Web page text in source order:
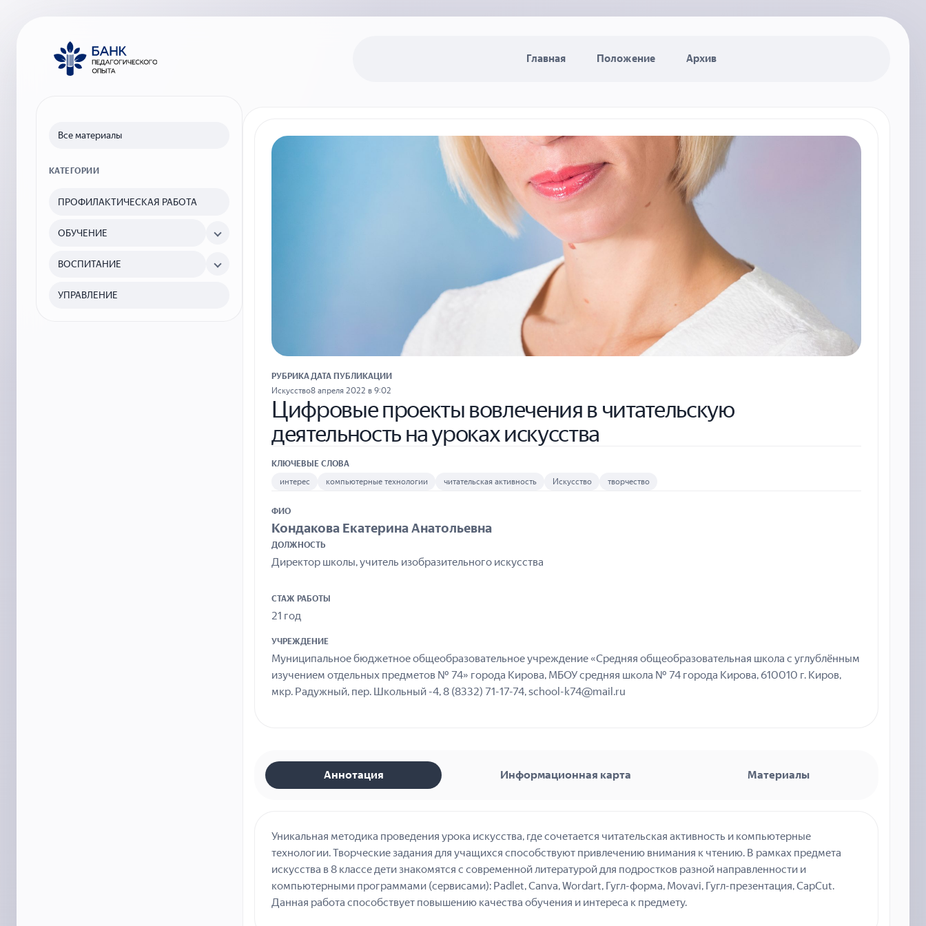
Главная Положение Архив
Все материалы
КАТЕГОРИИ
ПРОФИЛАКТИЧЕСКАЯ РАБОТА
ОБУЧЕНИЕ
ВОСПИТАНИЕ
УПРАВЛЕНИЕ
ФИО
Кондакова Екатерина Анатольевна
ДОЛЖНОСТЬ
Директор школы, учитель изобразительного искусства
СТАЖ РАБОТЫ
21 год
УЧРЕЖДЕНИЕ
Муниципальное бюджетное общеобразовательное учреждение «Средняя общеобразовательная школа с углублённым
изучением отдельных предметов № 74» города Кирова, МБОУ средняя школа № 74 города Кирова, 610010 г. Киров,
мкр. Радужный, пер. Школьный -4, 8 (8332) 71-17-74, school-k74@mail.ru
РУБРИКА
Искусство
ДАТА ПУБЛИКАЦИИ
8 апреля 2022 в 9:02
Цифровые проекты вовлечения в читательскую
деятельность на уроках искусства
КЛЮЧЕВЫЕ СЛОВА
интерес
компьютерные технологии читательская активность Искусство творчество
Аннотация Информационная карта Материалы
Уникальная методика проведения урока искусства, где сочетается читательская активность и компьютерные
технологии. Творческие задания для учащихся способствуют привлечению внимания к чтению. В рамках предмета
искусства в 8 классе дети знакомятся с современной литературой для подростков разной направленности и
компьютерными программами (сервисами): Padlet, Canva, Wordart, Гугл-форма, Movavi, Гугл-презентация, CapCut.
Данная работа способствует повышению качества обучения и интереса к предмету.